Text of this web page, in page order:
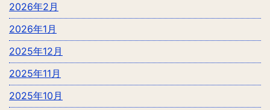
2026年2月
2026年1月
2025年12月
2025年11月
2025年10月